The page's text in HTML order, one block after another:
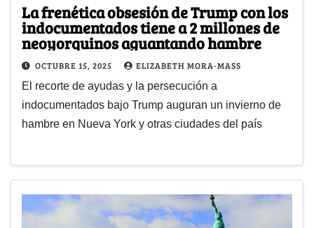
La frenética obsesión de Trump con los
indocumentados tiene a 2 millones de
neoyorquinos aguantando hambre
OCTUBRE 15, 2025 ELIZABETH MORA-MASS
El recorte de ayudas y la persecución a
indocumentados bajo Trump auguran un invierno de
hambre en Nueva York y otras ciudades del país